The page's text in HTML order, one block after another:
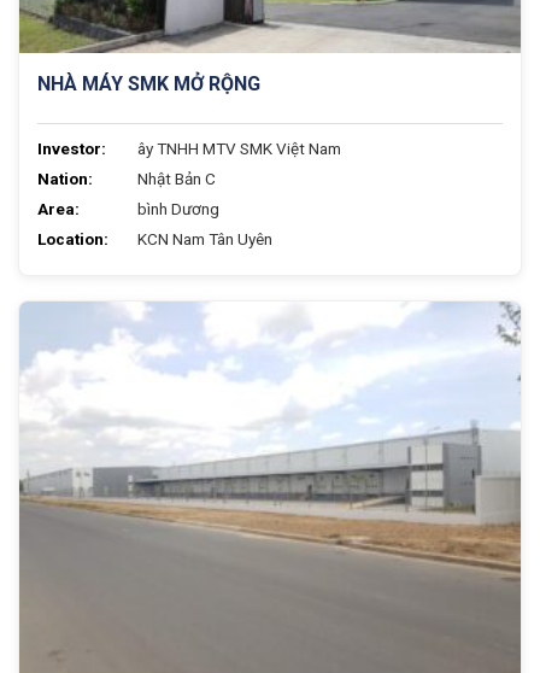
NHÀ MÁY SMK MỞ RỘNG
Investor:
ây TNHH MTV SMK Việt Nam
Nation:
Nhật Bản C
Area:
bình Dương
Location:
KCN Nam Tân Uyên